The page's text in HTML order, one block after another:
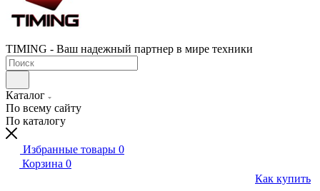
TIMING - Ваш надежный партнер в мире техники
Каталог
По всему сайту
По каталогу
Избранные товары 0
Корзина 0
Как купить